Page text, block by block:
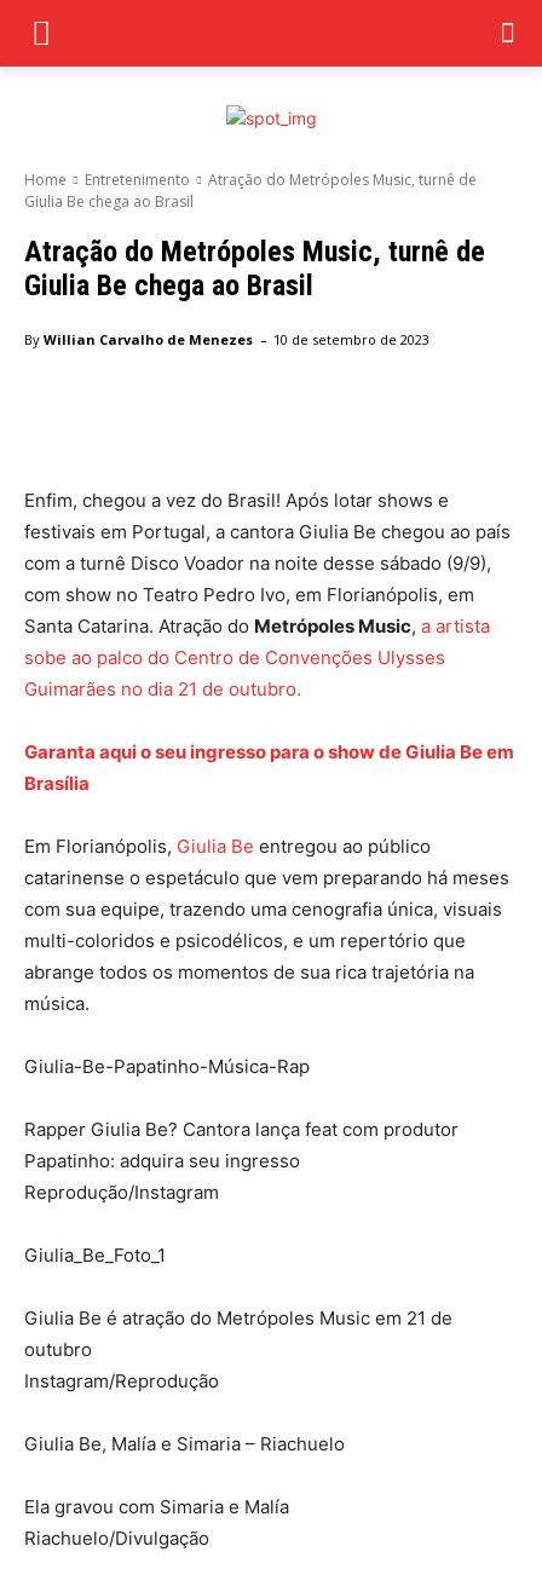
Home Entretenimento
Atração do Metrópoles Music, turnê de
Giulia Be chega ao Brasil
Atração do Metrópoles Music, turnê de
Giulia Be chega ao Brasil
By Willian Carvalho de Menezes - 10 de setembro de 2023
Enfim, chegou a vez do Brasil! Após lotar shows e
festivais em Portugal, a cantora Giulia Be chegou ao país
com a turnê Disco Voador na noite desse sábado (9/9),
com show no Teatro Pedro Ivo, em Florianópolis, em
Santa Catarina. Atração do Metrópoles Music, a artista
sobe ao palco do Centro de Convenções Ulysses
Guimarães no dia 21 de outubro.
Garanta aqui o seu ingresso para o show de Giulia Be em
Brasília
Em Florianópolis, Giulia Be entregou ao público
catarinense o espetáculo que vem preparando há meses
com sua equipe, trazendo uma cenografia única, visuais
multi-coloridos e psicodélicos, e um repertório que
abrange todos os momentos de sua rica trajetória na
música.
Giulia-Be-Papatinho-Música-Rap
Rapper Giulia Be? Cantora lança feat com produtor
Papatinho: adquira seu ingresso
Reprodução/Instagram
Giulia_Be_Foto_1
Giulia Be é atração do Metrópoles Music em 21 de
outubro
Instagram/Reprodução
Giulia Be, Malía e Simaria – Riachuelo
Ela gravou com Simaria e Malía
Riachuelo/Divulgação